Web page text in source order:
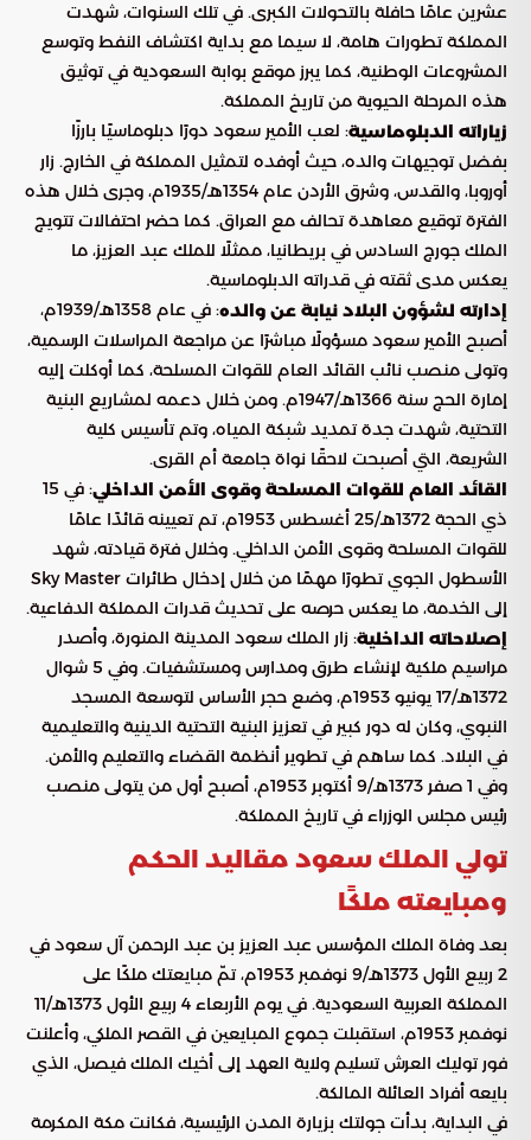
عشرين عامًا حافلة بالتحولات الكبرى. في تلك السنوات، شهدت
المملكة تطورات هامة، لا سيما مع بداية اكتشاف النفط وتوسع
المشروعات الوطنية، كما يبرز موقع بوابة السعودية في توثيق
هذه المرحلة الحيوية من تاريخ المملكة.
زياراته الدبلوماسية: لعب الأمير سعود دورًا دبلوماسيًا بارزًا
بفضل توجيهات والده، حيث أوفده لتمثيل المملكة في الخارج. زار
أوروبا، والقدس، وشرق الأردن عام 1354هـ/1935م، وجرى خلال هذه
الفترة توقيع معاهدة تحالف مع العراق. كما حضر احتفالات تتويج
الملك جورج السادس في بريطانيا، ممثلًا للملك عبد العزيز، ما
يعكس مدى ثقته في قدراته الدبلوماسية.
إدارته لشؤون البلاد نيابة عن والده
: في عام 1358هـ/1939م،
أصبح الأمير سعود مسؤولًا مباشرًا عن مراجعة المراسلات الرسمية،
وتولى منصب نائب القائد العام للقوات المسلحة، كما أوكلت إليه
إمارة الحج سنة 1366هـ/1947م. ومن خلال دعمه لمشاريع البنية
التحتية، شهدت جدة تمديد شبكة المياه، وتم تأسيس كلية
الشريعة، التي أصبحت لاحقًا نواة جامعة أم القرى.
القائد العام للقوات المسلحة وقوى الأمن الداخلي
: في 15
ذي الحجة 1372هـ/25 أغسطس 1953م، تم تعيينه قائدًا عامًا
للقوات المسلحة وقوى الأمن الداخلي. وخلال فترة قيادته، شهد
الأسطول الجوي تطورًا مهمًا من خلال إدخال طائرات Sky Master
إلى الخدمة، ما يعكس حرصه على تحديث قدرات المملكة الدفاعية.
إصلاحاته الداخلية: زار الملك سعود المدينة المنورة، وأصدر
مراسيم ملكية لإنشاء طرق ومدارس ومستشفيات. وفي 5 شوال
1372هـ/17 يونيو 1953م، وضع حجر الأساس لتوسعة المسجد
النبوي، وكان له دور كبير في تعزيز البنية التحتية الدينية والتعليمية
في البلاد. كما ساهم في تطوير أنظمة القضاء والتعليم والأمن.
وفي 1 صفر 1373هـ/9 أكتوبر 1953م، أصبح أول من يتولى منصب
رئيس مجلس الوزراء في تاريخ المملكة.
تولي الملك سعود مقاليد الحكم
ومبايعته ملكًا
بعد وفاة الملك المؤسس عبد العزيز بن عبد الرحمن آل سعود في
2 ربيع الأول 1373هـ/9 نوفمبر 1953م، تمّ مبايعتك ملكًا على
المملكة العربية السعودية. في يوم الأربعاء 4 ربيع الأول 1373هـ/11
نوفمبر 1953م، استقبلت جموع المبايعين في القصر الملكي، وأعلنت
فور توليك العرش تسليم ولاية العهد إلى أخيك الملك فيصل، الذي
بايعه أفراد العائلة المالكة.
في البداية، بدأت جولتك بزيارة المدن الرئيسية، فكانت مكة المكرمة